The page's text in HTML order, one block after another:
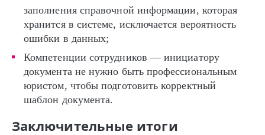
заполнения справочной информации, которая
хранится в системе, исключается вероятность
ошибки в данных;
Компетенции сотрудников — инициатору
документа не нужно быть профессиональным
юристом, чтобы подготовить корректный
шаблон документа.
Заключительные итоги